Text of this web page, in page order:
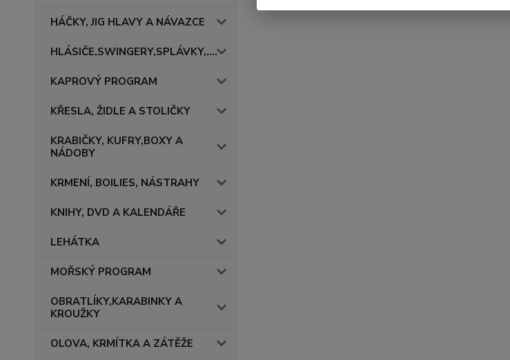
HÁČKY, JIG HLAVY A NÁVAZCE
HLÁSIČE,SWINGERY,SPLÁVKY,....
KAPROVÝ PROGRAM
KŘESLA, ŽIDLE A STOLIČKY
KRABIČKY, KUFRY,BOXY A
NÁDOBY
KRMENÍ, BOILIES, NÁSTRAHY
KNIHY, DVD A KALENDÁŘE
LEHÁTKA
MOŘSKÝ PROGRAM
OBRATLÍKY,KARABINKY A
KROUŽKY
OLOVA, KRMÍTKA A ZÁTĚŽE